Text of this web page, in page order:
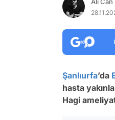
Şanlıurfa’da
hasta
Hagi